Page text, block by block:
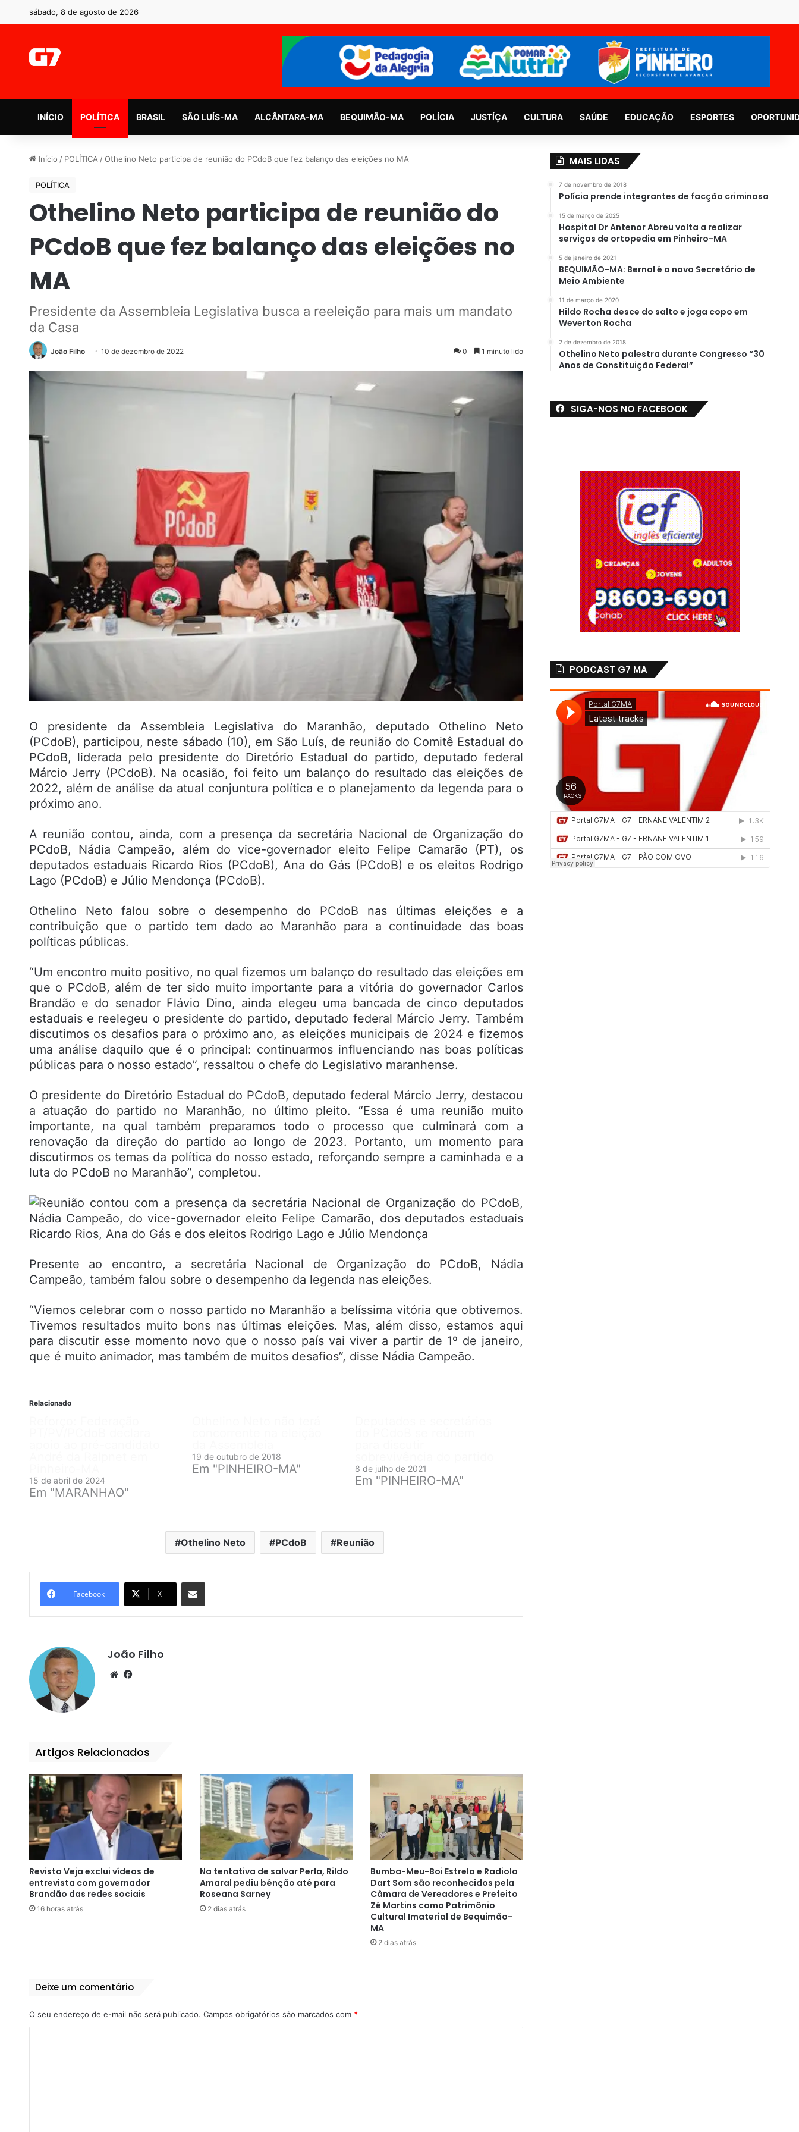
sábado, 8 de agosto de 2026
INÍCIO POLÍTICA BRASIL SÃO LUÍS-MA ALCÂNTARA-MA BEQUIMÃO-MA POLÍCIA JUSTÍÇA CULTURA SAÚDE EDUCAÇÃO ESPORTES
Início / POLÍTICA / Othelino Neto participa de reunião do PCdoB que fez balanço das eleições no MA
POLÍTICA
Othelino Neto participa de reunião do
PCdoB que fez balanço das eleições no
MA
Presidente da Assembleia Legislativa busca a reeleição para mais um mandato
da Casa
João Filho 10 de dezembro de 2022 0 1 minuto lido
O presidente da Assembleia Legislativa do Maranhão, deputado Othelino Neto
(PCdoB), participou, neste sábado (10), em São Luís, de reunião do Comitê Estadual do
PCdoB, liderada pelo presidente do Diretório Estadual do partido, deputado federal
Márcio Jerry (PCdoB). Na ocasião, foi feito um balanço do resultado das eleições de
2022, além de análise da atual conjuntura política e o planejamento da legenda para o
próximo ano.
A reunião contou, ainda, com a presença da secretária Nacional de Organização do
PCdoB, Nádia Campeão, além do vice-governador eleito Felipe Camarão (PT), os
deputados estaduais Ricardo Rios (PCdoB), Ana do Gás (PCdoB) e os eleitos Rodrigo
Lago (PCdoB) e Júlio Mendonça (PCdoB).
Othelino Neto falou sobre o desempenho do PCdoB nas últimas eleições e a
contribuição que o partido tem dado ao Maranhão para a continuidade das boas
políticas públicas.
“Um encontro muito positivo, no qual fizemos um balanço do resultado das eleições em
que o PCdoB, além de ter sido muito importante para a vitória do governador Carlos
Brandão e do senador Flávio Dino, ainda elegeu uma bancada de cinco deputados
estaduais e reelegeu o presidente do partido, deputado federal Márcio Jerry. Também
discutimos os desafios para o próximo ano, as eleições municipais de 2024 e fizemos
uma análise daquilo que é o principal: continuarmos influenciando nas boas políticas
públicas para o nosso estado”, ressaltou o chefe do Legislativo maranhense.
O presidente do Diretório Estadual do PCdoB, deputado federal Márcio Jerry, destacou
a atuação do partido no Maranhão, no último pleito. “Essa é uma reunião muito
importante, na qual também preparamos todo o processo que culminará com a
renovação da direção do partido ao longo de 2023. Portanto, um momento para
discutirmos os temas da política do nosso estado, reforçando sempre a caminhada e a
luta do PCdoB no Maranhão”, completou.
Presente ao encontro, a secretária Nacional de Organização do PCdoB, Nádia
Campeão, também falou sobre o desempenho da legenda nas eleições.
“Viemos celebrar com o nosso partido no Maranhão a belíssima vitória que obtivemos.
Tivemos resultados muito bons nas últimas eleições. Mas, além disso, estamos aqui
para discutir esse momento novo que o nosso país vai viver a partir de 1º de janeiro,
que é muito animador, mas também de muitos desafios”, disse Nádia Campeão.
Relacionado
15 de abril de 2024
Em "MARANHÃO"
19 de outubro de 2018
Em "PINHEIRO-MA" 8 de julho de 2021
Em "PINHEIRO-MA"
Othelino Neto PCdoB Reunião
Facebook X
Compartilhar por e-mail
João Filho
We
Artigos Relacionados
Revista Veja exclui vídeos de
entrevista com governador
Brandão das redes sociais
16 horas atrás
Na tentativa de salvar Perla, Rildo
Amaral pediu bênção até para
Roseana Sarney
2 dias atrás
Bumba-Meu-Boi Estrela e Radiola
Dart Som são reconhecidos pela
Câmara de Vereadores e Prefeito
Zé Martins como Patrimônio
Cultural Imaterial de Bequimão-
MA
2 dias atrás
Deixe um comentário
O seu endereço de e-mail não será publicado. Campos obrigatórios são marcados com *
MAIS LIDAS
7 de novembro de 2018
Polícia prende integrantes de facção criminosa
15 de março de 2025
Hospital Dr Antenor Abreu volta a realizar
serviços de ortopedia em Pinheiro-MA
5 de janeiro de 2021
BEQUIMÃO-MA: Bernal é o novo Secretário de
Meio Ambiente
11 de março de 2020
Hildo Rocha desce do salto e joga copo em
Weverton Rocha
2 de dezembro de 2018
Othelino Neto palestra durante Congresso “30
Anos de Constituição Federal”
SIGA-NOS NO FACEBOOK
PODCAST G7 MA